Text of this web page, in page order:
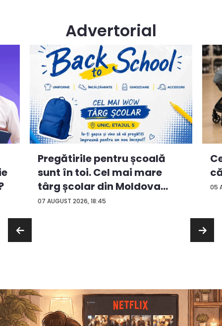
Advertorial
07 AUGUST 2026, 18:45
Pregătirile pentru școală
sunt în toi. Cel mai mare
târg școlar din Moldova
con...
05